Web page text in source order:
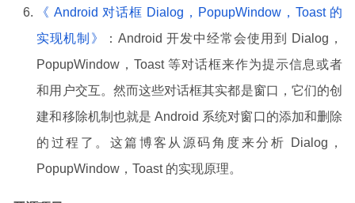
《 Android 对话框 Dialog，PopupWindow，Toast 的
实现机制》
：Android 开发中经常会使用到 Dialog，
PopupWindow，Toast 等对话框来作为提示信息或者
和用户交互。然而这些对话框其实都是窗口，它们的创
建和移除机制也就是 Android 系统对窗口的添加和删除
的过程了。这篇博客从源码角度来分析 Dialog，
PopupWindow，Toast 的实现原理。